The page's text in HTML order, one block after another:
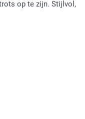
op te zijn. Stijlvol,